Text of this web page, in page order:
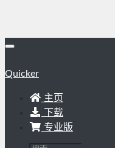
Quicker
主页
下载
专业版